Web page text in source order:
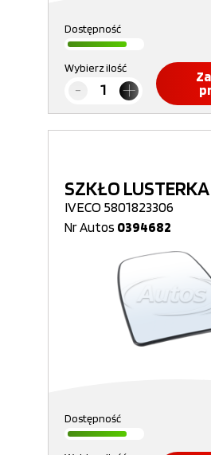
Dostępność
Wybierz ilość
SZKŁO LUSTERKA
IVECO 5801823306
Nr Autos 0394682
Dostępność